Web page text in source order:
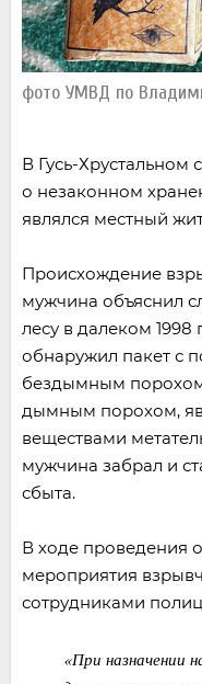
фото УМВД по
В Гусь-Хрустальном
о незаконном
являлся местный
Происхождение
мужчина объяснил
лесу в далеком
обнаружил пакет с
бездымным
дымным порохом,
веществами
мужчина забрал и
сбыта.
В ходе проведения
мероприятия
сотрудниками
«При назначении